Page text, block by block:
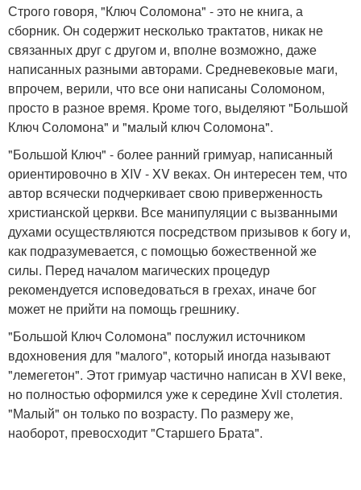
Строго говоря, "Ключ Соломона" - это не книга, а
сборник. Он содержит несколько трактатов, никак не
связанных друг с другом и, вполне возможно, даже
написанных разными авторами. Средневековые маги,
впрочем, верили, что все они написаны Соломоном,
просто в разное время. Кроме того, выделяют "Большой
Ключ Соломона" и "малый ключ Соломона".
"Большой Ключ" - более ранний гримуар, написанный
ориентировочно в XIV - XV веках. Он интересен тем, что
автор всячески подчеркивает свою приверженность
христианской церкви. Все манипуляции с вызванными
духами осуществляются посредством призывов к богу и,
как подразумевается, с помощью божественной же
силы. Перед началом магических процедур
рекомендуется исповедоваться в грехах, иначе бог
может не прийти на помощь грешнику.
"Большой Ключ Соломона" послужил источником
вдохновения для "малого", который иногда называют
"лемегетон". Этот гримуар частично написан в XVI веке,
но полностью оформился уже к середине Xvii столетия.
"Малый" он только по возрасту. По размеру же,
наоборот, превосходит "Старшего Брата".